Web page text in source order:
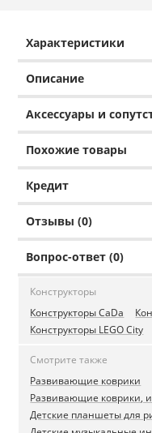
Характеристики
Описание
Аксессуары и
Похожие товары
Кредит
Отзывы (0)
Вопрос-ответ (0)
Конструкторы
Конструкторы CaDa
Конструкторы LEGO City
Смотрите также
Развивающие коврики
Развивающие коврики,
Детские планшеты для